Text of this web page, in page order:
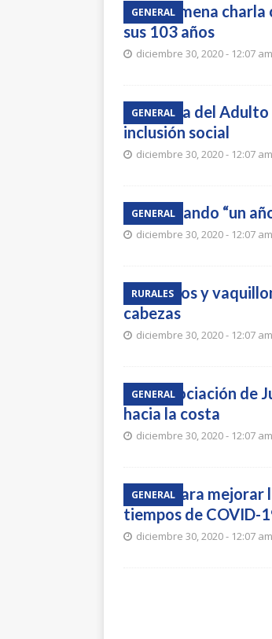
GENERAL
Una amena
sus 103 años
diciembre 30, 2020 - 12:07 am
GENERAL
Oficina del Adulto
inclusión social
diciembre 30, 2020 - 12:07 am
GENERAL
Augurando “un
diciembre 30, 2020 - 12:07 am
RURALES
Novillos y
cabezas
diciembre 30, 2020 - 12:07 am
GENERAL
La Asociación de
hacia la costa
diciembre 30, 2020 - 12:07 am
GENERAL
Tips para mejorar
tiempos de COVID-
diciembre 30, 2020 - 12:07 am